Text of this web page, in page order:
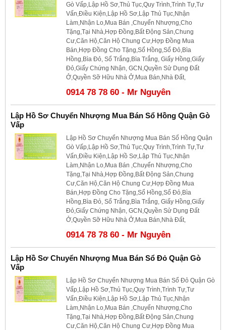
Gò Vấp,Lập Hồ Sơ,Thủ Tục,Quy Trình,Trình Tự,Tư
Vấn,Điều Kiện,Lập Hồ Sơ,Lập Thủ Tục,Nhận
Làm,Nhận Lo,Mua Bán ,Chuyển Nhượng,Cho
Tặng,Tại Nhà,Hợp Đồng,Bất Động Sản,Chung
Cư,Căn Hộ,Căn Hộ Chung Cư,Hợp Đồng Mua
Bán,Hợp Đồng Cho Tặng,Sổ Hồng,Sổ Đỏ,Bìa
Hồng,Bìa Đỏ, Sổ Trắng,Bìa Trắng, Giấy Hồng,Giấy
Đỏ,Giấy Chứng Nhận, GCN,Quyền Sử Dụng Đất
Ở,Quyền Sỡ Hữu Nhà Ở,Mua Bán,Nhà Đất,
0914 78 78 60 - Mr Nguyên
Lập Hồ Sơ Chuyển Nhượng Mua Bán Sổ Hồng Quận Gò
Vấp
Lập Hồ Sơ Chuyển Nhượng Mua Bán Sổ Hồng Quận
Gò Vấp,Lập Hồ Sơ,Thủ Tục,Quy Trình,Trình Tự,Tư
Vấn,Điều Kiện,Lập Hồ Sơ,Lập Thủ Tục,Nhận
Làm,Nhận Lo,Mua Bán ,Chuyển Nhượng,Cho
Tặng,Tại Nhà,Hợp Đồng,Bất Động Sản,Chung
Cư,Căn Hộ,Căn Hộ Chung Cư,Hợp Đồng Mua
Bán,Hợp Đồng Cho Tặng,Sổ Hồng,Sổ Đỏ,Bìa
Hồng,Bìa Đỏ, Sổ Trắng,Bìa Trắng, Giấy Hồng,Giấy
Đỏ,Giấy Chứng Nhận, GCN,Quyền Sử Dụng Đất
Ở,Quyền Sỡ Hữu Nhà Ở,Mua Bán,Nhà Đất,
0914 78 78 60 - Mr Nguyên
Lập Hồ Sơ Chuyển Nhượng Mua Bán Sổ Đỏ Quận Gò
Vấp
Lập Hồ Sơ Chuyển Nhượng Mua Bán Sổ Đỏ Quận Gò
Vấp,Lập Hồ Sơ,Thủ Tục,Quy Trình,Trình Tự,Tư
Vấn,Điều Kiện,Lập Hồ Sơ,Lập Thủ Tục,Nhận
Làm,Nhận Lo,Mua Bán ,Chuyển Nhượng,Cho
Tặng,Tại Nhà,Hợp Đồng,Bất Động Sản,Chung
Cư,Căn Hộ,Căn Hộ Chung Cư,Hợp Đồng Mua